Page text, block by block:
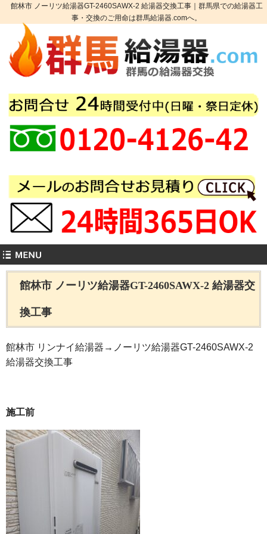
館林市 ノーリツ給湯器GT-2460SAWX-2 給湯器交換工事｜群馬県での給湯器工
事・交換のご用命は群馬給湯器.comへ。
館林市 ノーリツ給湯器GT-2460SAWX-2 給湯器交
換工事
館林市 リンナイ給湯器→ノーリツ給湯器GT-2460SAWX-2
給湯器交換工事
施工前